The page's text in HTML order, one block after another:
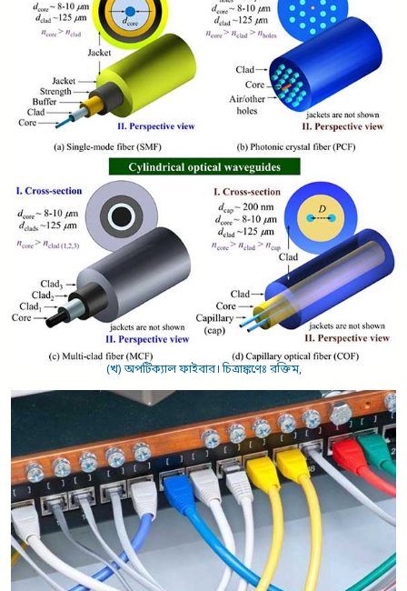
(খ) অপটিক্যাল ফাইবার। চিত্রাঙ্কণেঃ রক্তিম,